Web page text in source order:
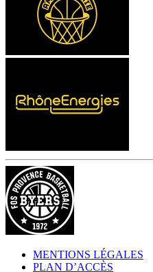
MENTIONS LÉGALES
PLAN D’ACCÈS